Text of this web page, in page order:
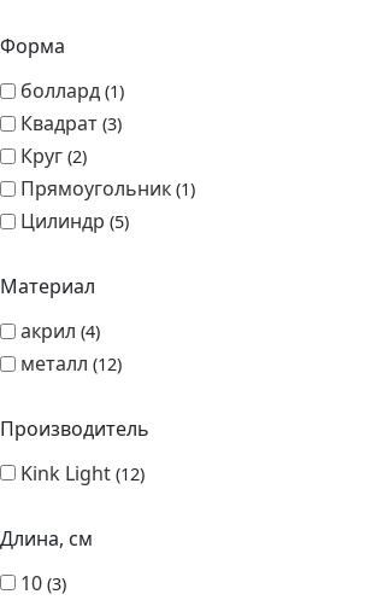
Форма
боллард 1
Квадрат 3
Круг 2
Прямоугольник 1
Цилиндр 5
Материал
акрил 4
металл 12
Производитель
Kink Light 12
Длина, см
10 3